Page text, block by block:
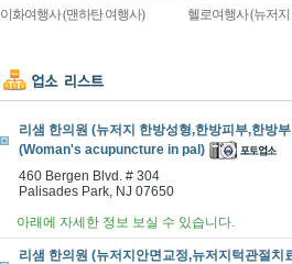
이화여행사 (맨하탄 여행사) 헬로여행사 (뉴저
리샘 한의원 (뉴저지 한방성형,한방피부,한
(Woman's acupuncture in pal)
460 Bergen Blvd. # 304
Palisades Park, NJ 07650
아래에 자세한 정보 보실 수 있습니다.
리샘 한의원 (뉴저지안면교정,뉴저지턱관절